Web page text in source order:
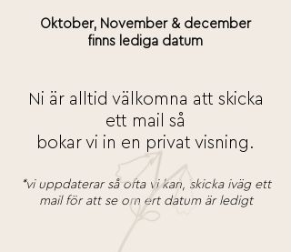
Oktober, November & december
finns lediga datum
Ni är alltid välkomna att skicka
ett mail så
bokar vi in en privat visning.
*vi uppdaterar så ofta vi kan, skicka iväg ett
mail för att se om ert datum är ledigt